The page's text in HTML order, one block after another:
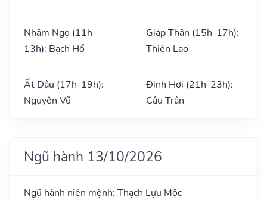
Nhâm Ngọ (11h-
13h): Bạch Hổ
Giáp Thân (15h-17h):
Thiên Lao
Ất Dậu (17h-19h):
Nguyên Vũ
Đinh Hợi (21h-23h):
Câu Trận
Ngũ hành 13/10/2026
Ngũ hành niên mệnh: Thạch Lựu Mộc